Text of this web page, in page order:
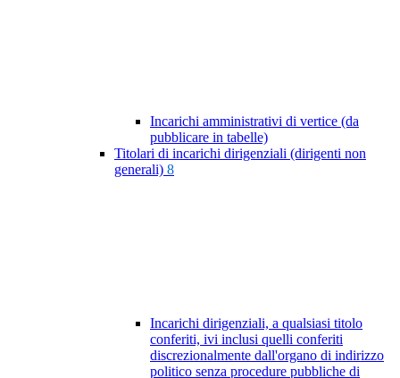
Incarichi amministrativi di vertice (da
pubblicare in tabelle)
Titolari di incarichi dirigenziali (dirigenti non
generali) 8
Incarichi dirigenziali, a qualsiasi titolo
conferiti, ivi inclusi quelli conferiti
discrezionalmente dall'organo di indirizzo
politico senza procedure pubbliche di